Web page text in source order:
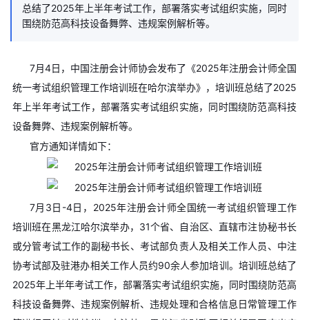
总结了2025年上半年考试工作，部署落实考试组织实施，同时
围绕防范高科技设备舞弊、违规案例解析等。
7月4日，中国注册会计师协会发布了《2025年注册会计师全国
统一考试组织管理工作培训班在哈尔滨举办》，培训班总结了2025
年上半年考试工作，部署落实考试组织实施，同时围绕防范高科技
设备舞弊、违规案例解析等。
官方通知详情如下：
7月3日-4日，2025年注册会计师全国统一考试组织管理工作
培训班在黑龙江哈尔滨举办，31个省、自治区、直辖市注协秘书长
或分管考试工作的副秘书长、考试部负责人及相关工作人员、中注
协考试部及驻港办相关工作人员约90余人参加培训。培训班总结了
2025年上半年考试工作，部署落实考试组织实施，同时围绕防范高
科技设备舞弊、违规案例解析、违规处理和合格信息日常管理工作